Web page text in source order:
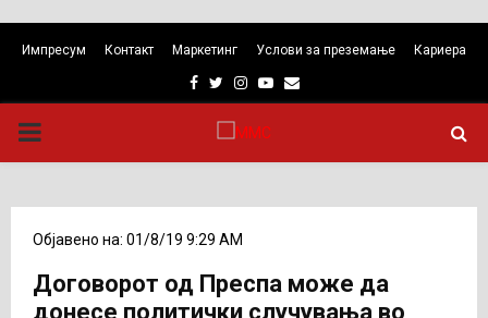
Импресум Контакт Маркетинг Услови за преземање Кариера
Facebook
TwitterInstagram
Youtube
Email
PRIMARY
Објавено на: 01/8/19 9:29 AM
Договорот од Преспа може да
донесе политички случувања во